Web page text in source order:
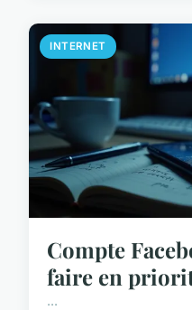
INTERNET
Compte
faire en
...